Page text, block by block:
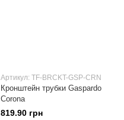
Артикул: TF-BRCKT-GSP-CRN
Кронштейн трубки Gaspardo
Corona
819.90 грн